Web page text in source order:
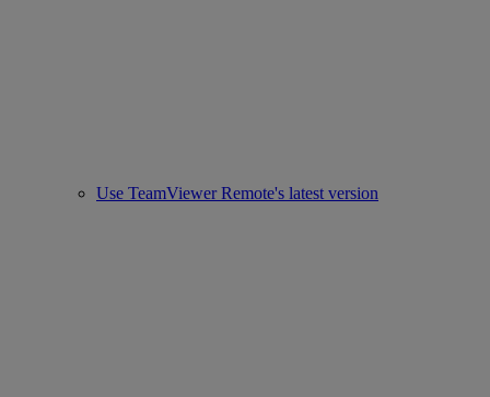
Use TeamViewer Remote's latest version